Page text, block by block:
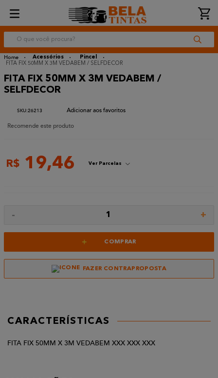
O que você procura?
Acessórios
Pincel
FITA FIX 50MM X 3M VEDABEM / SELFDECOR
FITA FIX 50MM X 3M VEDABEM /
SELFDECOR
:26213
Recomende este produto
R$ 19,46 Ver Parcelas
- 1 +
+ COMPRAR
FAZER CONTRAPROPOSTA
CARACTERÍSTICAS
FITA FIX 50MM X 3M VEDABEM XXX XXX XXX